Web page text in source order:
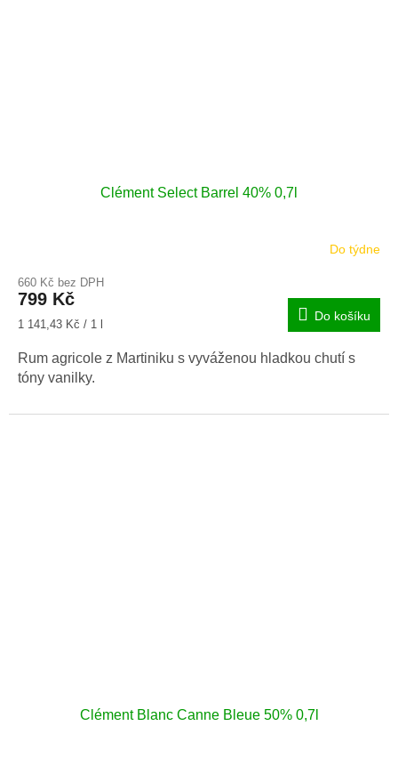
Clément Select Barrel 40% 0,7l
Do týdne
660 Kč bez DPH
799 Kč
Měrná
1 141,43 Kč / 1 l
Do košíku
Rum agricole z Martiniku s vyváženou hladkou chutí s
tóny vanilky.
Clément Blanc Canne Bleue 50% 0,7l